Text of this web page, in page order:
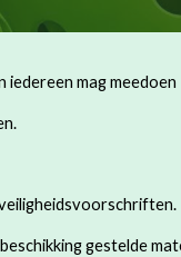
iedereen mag meedoen
veiligheidsvoorschriften.
gestelde